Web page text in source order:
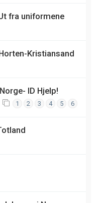
fra uniformene
Kristiansand
ID Hjelp!
1 2 3 4 5 6